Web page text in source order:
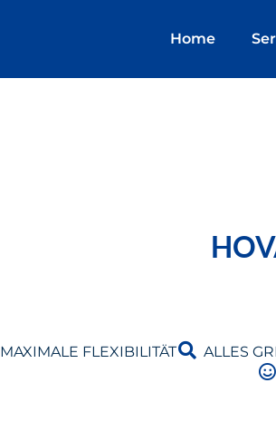
Home
MAXIMALE FLEXIBILITÄT ALLES